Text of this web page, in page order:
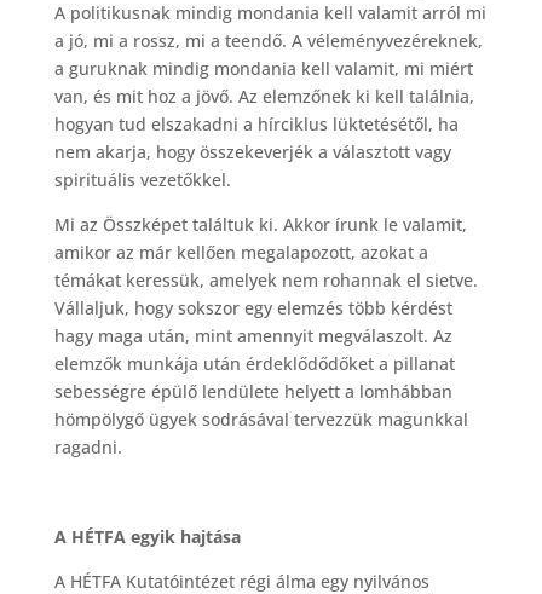
A politikusnak mindig mondania kell valamit arról mi
a jó, mi a rossz, mi a teendő. A véleményvezéreknek,
a guruknak mindig mondania kell valamit, mi miért
van, és mit hoz a jövő. Az elemzőnek ki kell találnia,
hogyan tud elszakadni a hírciklus lüktetésétől, ha
nem akarja, hogy összekeverjék a választott vagy
spirituális vezetőkkel.
Mi az Összképet találtuk ki. Akkor írunk le valamit,
amikor az már kellően megalapozott, azokat a
témákat keressük, amelyek nem rohannak el sietve.
Vállaljuk, hogy sokszor egy elemzés több kérdést
hagy maga után, mint amennyit megválaszolt. Az
elemzők munkája után érdeklődődőket a pillanat
sebességre épülő lendülete helyett a lomhábban
hömpölygő ügyek sodrásával tervezzük magunkkal
ragadni.
A HÉTFA egyik hajtása
A HÉTFA Kutatóintézet régi álma egy nyilvános